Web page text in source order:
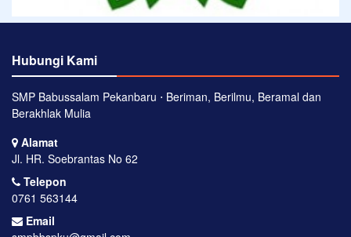
Hubungi Kami
SMP Babussalam Pekanbaru ⋅ Beriman, Berilmu, Beramal dan
Berakhlak Mulia
Alamat
Jl. HR. Soebrantas No 62
Telepon
0761 563144
Email